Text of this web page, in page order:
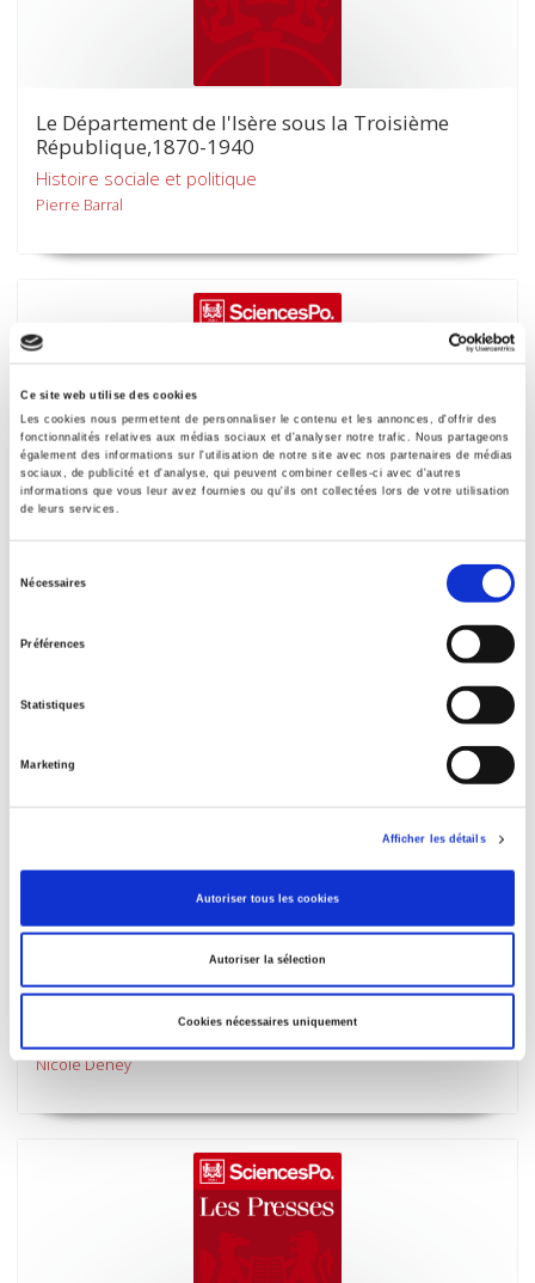
Ce site web utilise des cookies
Les cookies nous permettent de personnaliser le contenu et les annonces, d'offrir des
fonctionnalités relatives aux médias sociaux et d'analyser notre trafic. Nous partageons
également des informations sur l'utilisation de notre site avec nos partenaires de médias
sociaux, de publicité et d'analyse, qui peuvent combiner celles-ci avec d'autres
informations que vous leur avez fournies ou qu'ils ont collectées lors de votre utilisation
de leurs services.
Nécessaires
Préférences
Statistiques
Marketing
Afficher les détails
Autoriser tous les cookies
Autoriser la sélection
Cookies nécessaires uniquement
Le Département de l'Isère sous la Troisième
République,1870-1940
Histoire sociale et politique
Pierre Barral
Janine Capronnier-Spielhagen
Bombe atomique française et opinion publique
internationale
Nicole Deney